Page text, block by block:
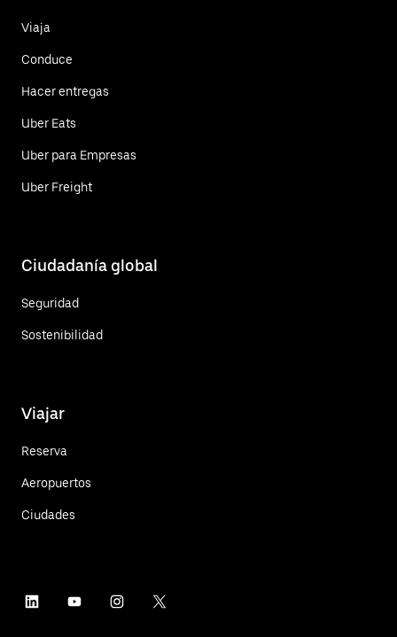
Viaja
Conduce
Hacer entregas
Uber Eats
Uber para Empresas
Uber Freight
Ciudadanía global
Seguridad
Sostenibilidad
Viajar
Reserva
Aeropuertos
Ciudades